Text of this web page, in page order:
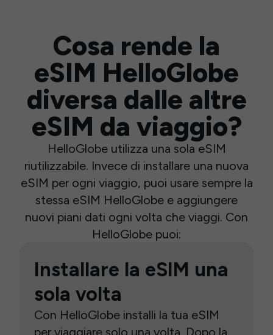
Cosa rende la
eSIM HelloGlobe
diversa dalle altre
eSIM da viaggio?
HelloGlobe utilizza una sola eSIM
riutilizzabile. Invece di installare una nuova
eSIM per ogni viaggio, puoi usare sempre la
stessa eSIM HelloGlobe e aggiungere
nuovi piani dati ogni volta che viaggi. Con
HelloGlobe puoi:
Installare la eSIM una
sola volta
Con HelloGlobe installi la tua eSIM
per viaggiare solo una volta. Dopo la